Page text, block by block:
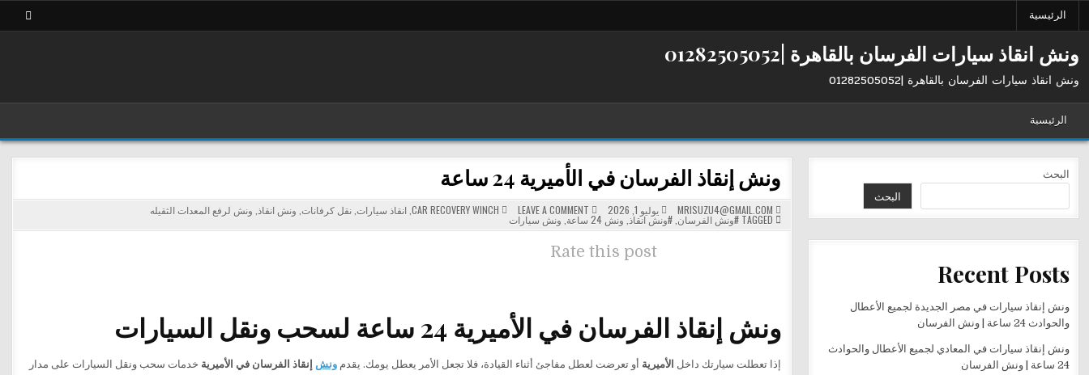
الرئيسية
ونش انقاذ سيارات الفرسان بالقاهرة |01282505052
ونش انقاذ سيارات الفرسان بالقاهرة |01282505052
الرئيسية
ونش إنقاذ الفرسان في الأميرية 24 ساعة
MRISUZU4@GMAIL.COM يوليو 1, 2026 LEAVE A COMMENT
ON
ونش
إنقاذ
POSTED
IN
CAR RECOVERY WINCH
,انقاذ سيارات ,نقل كرفانات ونش انقاذ ونش لرفع المعدات الثقيله
#ونش الفرسان ,#ونش انقاذ ونش 24 ساعة ونش سيارات
Rate this post
ونش إنقاذ الفرسان في الأميرية 24 ساعة لسحب ونقل السيارات
إذا تعطلت سيارتك داخل الأميرية أو تعرضت لعطل مفاجئ أثناء القيادة، فلا تجعل الأمر يعطل يومك. يقدمونش إنقاذ الفرسان في الأميرية خدمات سحب ونقل السيارات على مدار
البحث
البحث
Recent Posts
ونش إنقاذ سيارات في مصر الجديدة لجميع الأعطال
والحوادث 24 ساعة | ونش الفرسان
ونش إنقاذ سيارات في المعادي لجميع الأعطال والحوادث
24 ساعة | ونش الفرسان